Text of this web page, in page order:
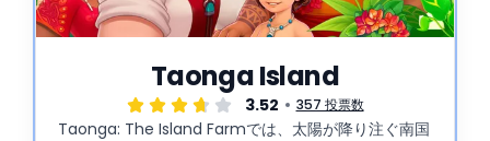
Taonga Island
3.52 357 投票数
Taonga: The Island Farmでは、太陽が降り注ぐ南国